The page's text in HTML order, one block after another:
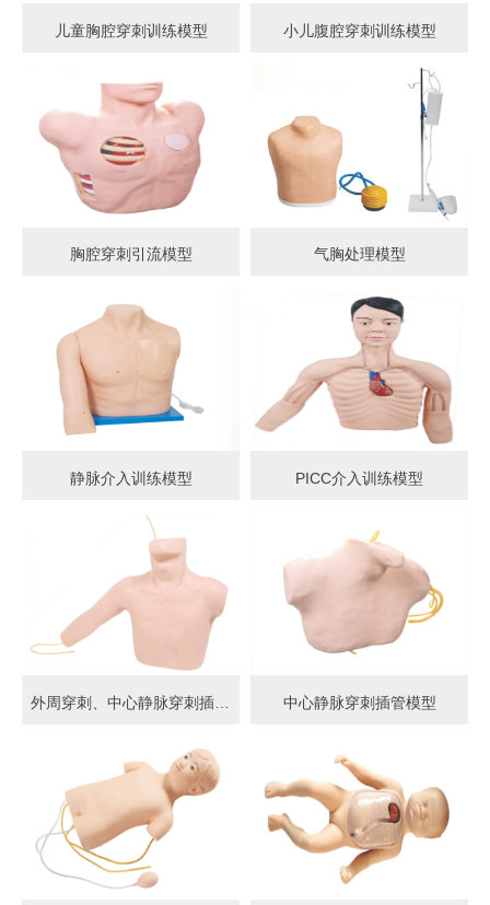
儿童胸腔穿刺训练模型 小儿腹腔穿刺训练模型
胸腔穿刺引流模型 气胸处理模型
静脉介入训练模型 PICC介入训练模型
外周穿刺、中心静脉穿刺插管模型 中心静脉穿刺插管模型